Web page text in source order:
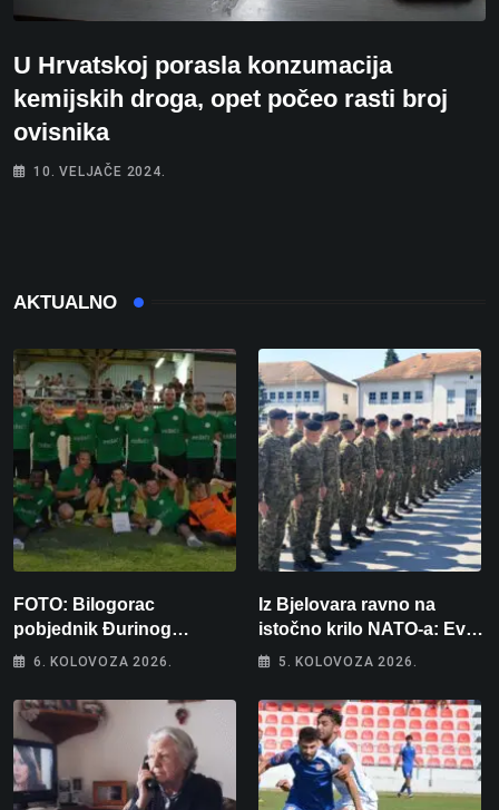
U Hrvatskoj porasla konzumacija
kemijskih droga, opet počeo rasti broj
ovisnika
10. VELJAČE 2024.
AKTUALNO
FOTO: Bilogorac
pobjednik Đurinog
memorijala
6. KOLOVOZA 2026.
Iz Bjelovara ravno na
istočno krilo NATO-a: Evo
kamo odlazi 82 hrvatska
5. KOLOVOZA 2026.